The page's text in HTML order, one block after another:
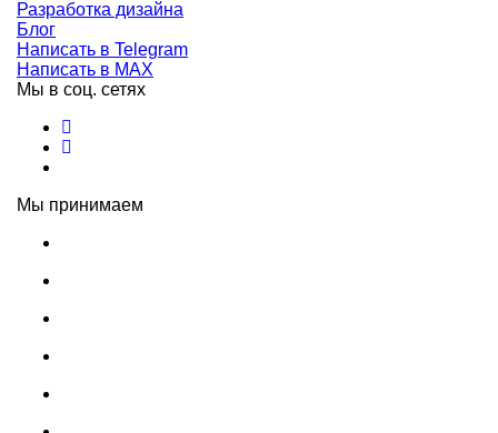
Разработка дизайна
Блог
Написать в Telegram
Написать в MAX
Мы в соц. сетях
Мы принимаем